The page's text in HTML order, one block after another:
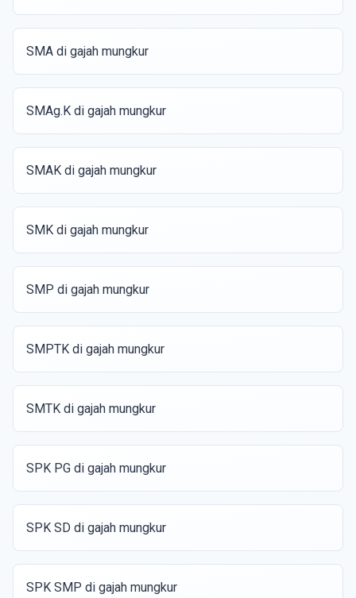
SMA di gajah mungkur
SMAg.K di gajah mungkur
SMAK di gajah mungkur
SMK di gajah mungkur
SMP di gajah mungkur
SMPTK di gajah mungkur
SMTK di gajah mungkur
SPK PG di gajah mungkur
SPK SD di gajah mungkur
SPK SMP di gajah mungkur